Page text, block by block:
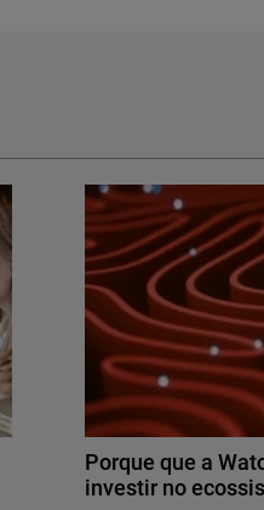
Porque que a
investir no